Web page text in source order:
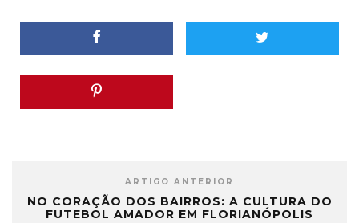
ARTIGO ANTERIOR
NO CORAÇÃO DOS BAIRROS: A CULTURA DO
FUTEBOL AMADOR EM FLORIANÓPOLIS